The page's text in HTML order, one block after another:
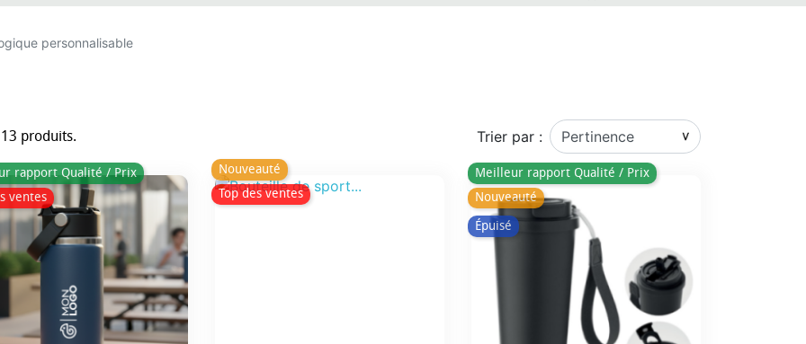
personnalisable
produits. Trier par :
rapport Qualité / Prix
ventes
Nouveauté
Top des ventes
Meilleur rapport Qualité / Prix
Nouveauté
Épuisé